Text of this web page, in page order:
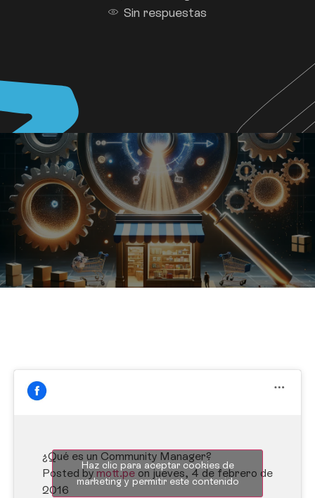
Sin respuestas
¿Qué es un Community Manager?
Posted by mott.pe on jueves, 4 de febrero de
2016
Haz clic para aceptar cookies de
marketing y permitir este contenido